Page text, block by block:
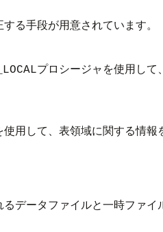
る手段が用意されています。
プロシージャを使用して、
用して、表領域に関する情報
データファイルと一時ファイ